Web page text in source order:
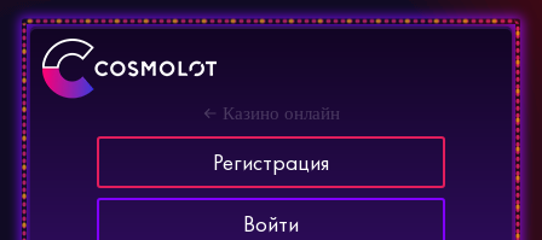
Казино онлайн
Регистрация
Войти